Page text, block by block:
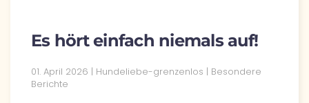
Es hört einfach niemals auf!
01. April 2026 | Hundeliebe-grenzenlos | Besondere
Berichte